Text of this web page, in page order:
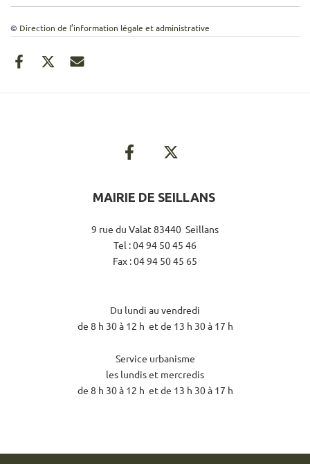
© Direction de l’information légale et administrative
MAIRIE DE SEILLANS
9 rue du Valat 83440 Seillans
Tel : 04 94 50 45 46
Fax : 04 94 50 45 65
Du lundi au vendredi
de 8 h 30 à 12 h et de 13 h 30 à 17 h
Service urbanisme
les lundis et mercredis
de 8 h 30 à 12 h et de 13 h 30 à 17 h